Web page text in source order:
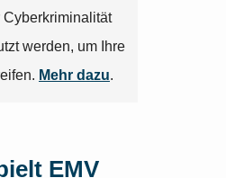
werden, um Ihre
Mehr dazu.
EMV